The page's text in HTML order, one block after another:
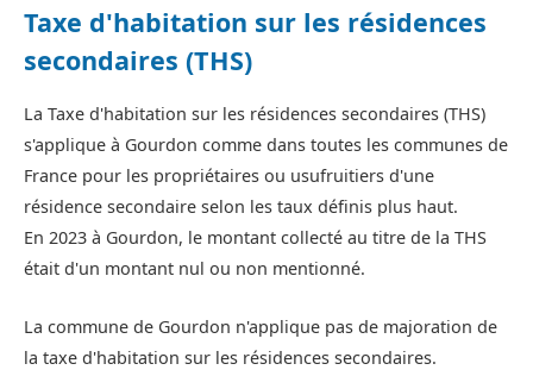
Taxe d'habitation sur les résidences
secondaires (THS)
La Taxe d'habitation sur les résidences secondaires (THS)
s'applique à Gourdon comme dans toutes les communes de
France pour les propriétaires ou usufruitiers d'une
résidence secondaire selon les taux définis plus haut.
En 2023 à Gourdon, le montant collecté au titre de la THS
était d'un montant nul ou non mentionné.
La commune de Gourdon n'applique pas de majoration de
la taxe d'habitation sur les résidences secondaires.